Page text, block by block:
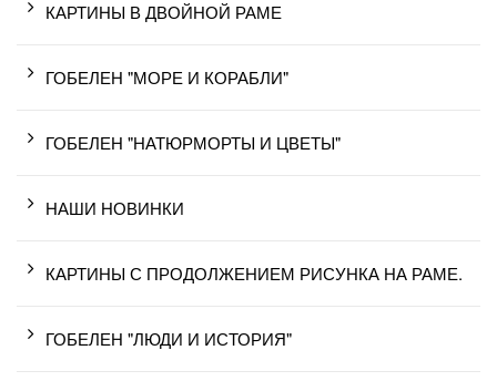
КАРТИНЫ В ДВОЙНОЙ РАМЕ
ГОБЕЛЕН "МОРЕ И КОРАБЛИ"
ГОБЕЛЕН "НАТЮРМОРТЫ И ЦВЕТЫ"
НАШИ НОВИНКИ
КАРТИНЫ С ПРОДОЛЖЕНИЕМ РИСУНКА НА РАМЕ.
ГОБЕЛЕН "ЛЮДИ И ИСТОРИЯ"